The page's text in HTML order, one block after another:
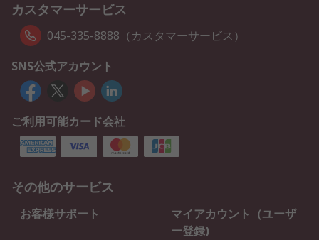
カスタマーサービス
045-335-8888（カスタマーサービス）
SNS公式アカウント
ご利用可能カード会社
その他のサービス
お客様サポート
マイアカウント（ユーザ
ー登録)